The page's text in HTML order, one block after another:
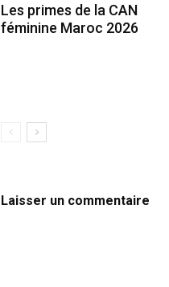
Les primes de la CAN
féminine Maroc 2026
Laisser un commentaire